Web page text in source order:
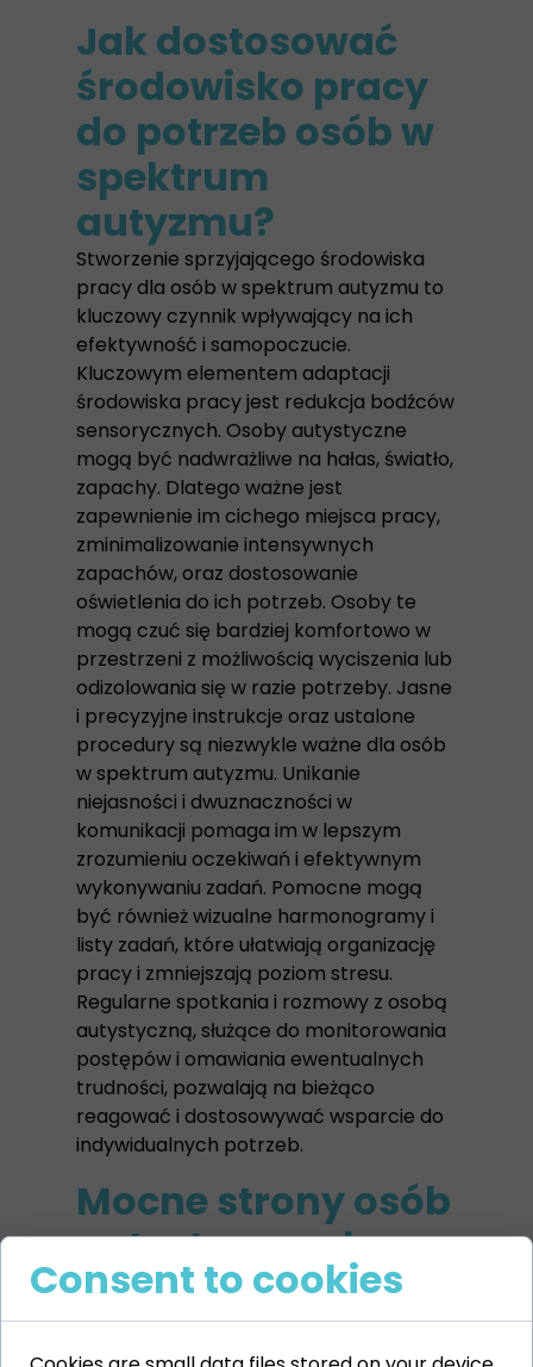
Jak dostosować
środowisko pracy
do potrzeb osób w
spektrum
autyzmu?
Stworzenie sprzyjającego środowiska
pracy dla osób w spektrum autyzmu to
kluczowy czynnik wpływający na ich
efektywność i samopoczucie.
Kluczowym elementem adaptacji
środowiska pracy jest redukcja bodźców
sensorycznych. Osoby autystyczne
mogą być nadwrażliwe na hałas, światło,
zapachy. Dlatego ważne jest
zapewnienie im cichego miejsca pracy,
zminimalizowanie intensywnych
zapachów, oraz dostosowanie
oświetlenia do ich potrzeb. Osoby te
mogą czuć się bardziej komfortowo w
przestrzeni z możliwością wyciszenia lub
odizolowania się w razie potrzeby. Jasne
i precyzyjne instrukcje oraz ustalone
procedury są niezwykle ważne dla osób
w spektrum autyzmu. Unikanie
niejasności i dwuznaczności w
komunikacji pomaga im w lepszym
zrozumieniu oczekiwań i efektywnym
wykonywaniu zadań. Pomocne mogą
być również wizualne harmonogramy i
listy zadań, które ułatwiają organizację
pracy i zmniejszają poziom stresu.
Regularne spotkania i rozmowy z osobą
autystyczną, służące do monitorowania
postępów i omawiania ewentualnych
trudności, pozwalają na bieżąco
reagować i dostosowywać wsparcie do
indywidualnych potrzeb.
Mocne strony osób
autystycznych w
kontekście
zawodowym
Consent to cookies